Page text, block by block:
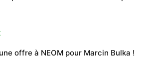
offre à NEOM pour Marcin Bulka !